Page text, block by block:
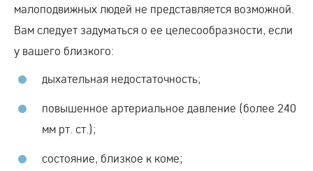
малоподвижных людей не представляется возможной.
Вам следует задуматься о ее целесообразности, если
у вашего близкого:
дыхательная недостаточность;
повышенное артериальное давление (более 240
мм рт. ст.);
состояние, близкое к коме;